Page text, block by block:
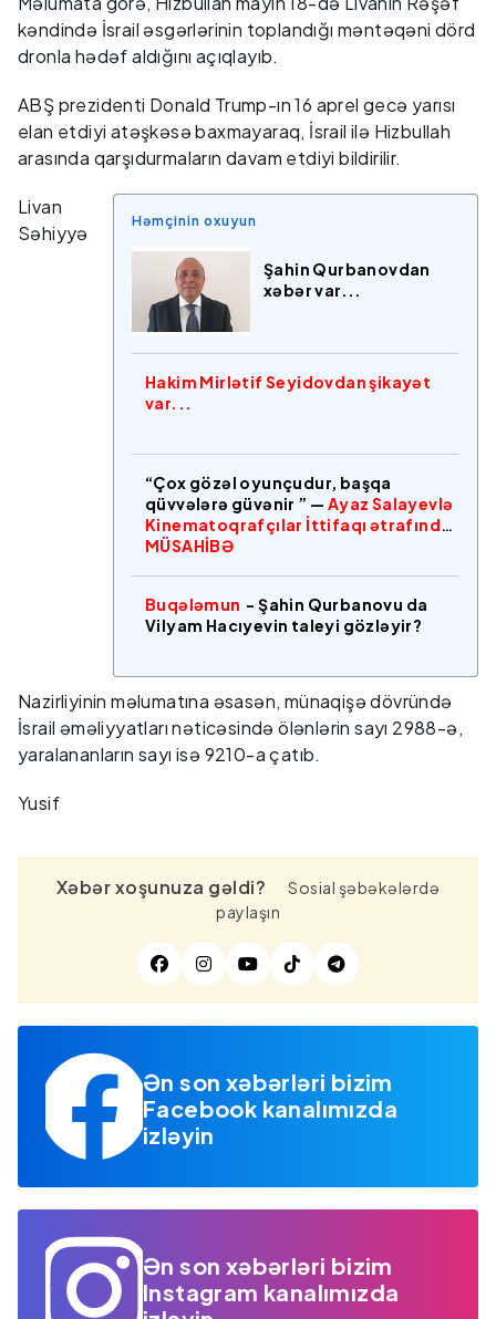
kəndində İsrail əsgərlərinin toplandığı məntəqəni dörd
dronla hədəf aldığını açıqlayıb.
ABŞ prezidenti Donald Trump-ın 16 aprel gecə yarısı
elan etdiyi atəşkəsə baxmayaraq, İsrail ilə Hizbullah
arasında qarşıdurmaların davam etdiyi bildirilir.
Həmçinin oxuyun
Şahin Qurbanovdan
xəbər var...
Hakim Mirlətif Seyidovdan şikayət
var...
“Çox gözəl oyunçudur, başqa
qüvvələrə güvənir ” — Ayaz Salayevlə
Kinematoqrafçılar İttifaqı ətrafında
MÜSAHİBƏ
Buqələmun - Şahin Qurbanovu da
Vilyam Hacıyevin taleyi gözləyir?
Livan
Səhiyyə
Nazirliyinin məlumatına əsasən, münaqişə dövründə
İsrail əməliyyatları nəticəsində ölənlərin sayı 2988-ə,
yaralananların sayı isə 9210-a çatıb.
Yusif
Xəbər xoşunuza gəldi?
Sosial şəbəkələrdə
paylaşın
Ən son xəbərləri bizim
Facebook kanalımızda
izləyin
Ən son xəbərləri bizim
Instagram kanalımızda